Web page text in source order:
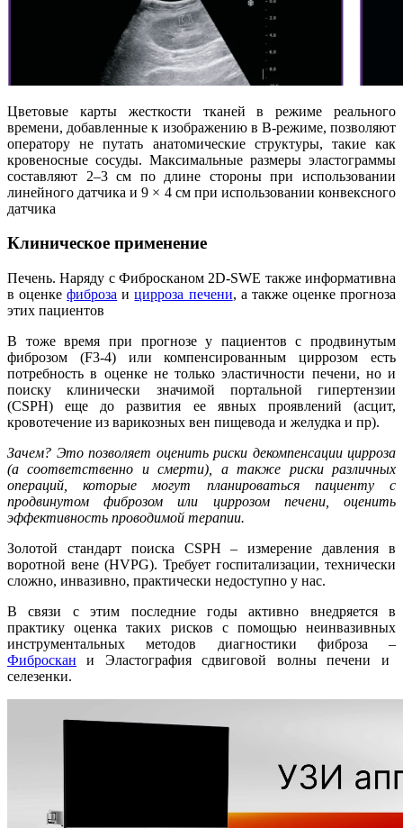
Цветовые карты жесткости тканей в режиме реального
времени, добавленные к изображению в B-режиме, позволяют
оператору не путать анатомические структуры, такие как
кровеносные сосуды. Максимальные размеры эластограммы
составляют 2–3 см по длине стороны при использовании
линейного датчика и 9 × 4 см при использовании конвексного
датчика
Клиническое применение
Печень. Наряду с Фибросканом 2D-SWE также информативна
в оценкефиброза ицирроза печени, а также оценке прогноза
этих пациентов
В тоже время при прогнозе у пациентов с продвинутым
фиброзом (F3-4) или компенсированным циррозом есть
потребность в оценке не только эластичности печени, но и
поиску клинически значимой портальной гипертензии
(CSPH) еще до развития ее явных проявлений (асцит,
кровотечение из варикозных вен пищевода и желудка и пр).
Зачем? Это позволяет оценить риски декомпенсации цирроза
(а соответственно и смерти), а также риски различных
операций, которые могут планироваться пациенту с
продвинутом фиброзом или циррозом печени, оценить
эффективность проводимой терапии.
Золотой стандарт поиска CSPH – измерение давления в
воротной вене (HVPG). Требует госпитализации, технически
сложно, инвазивно, практически недоступно у нас.
В связи с этим последние годы активно внедряется в
практику оценка таких рисков с помощью неинвазивных
инструментальных методов диагностики фиброза –
Фиброскан и Эластография сдвиговой волны печени и
селезенки.